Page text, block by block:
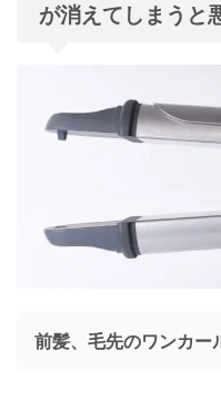
が消えてしまうと
前髪、毛先のワンカー